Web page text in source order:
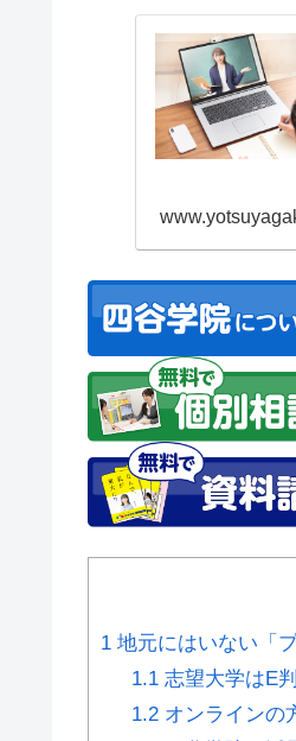
1 地元にはいない「
1.1志望大学はE
1.2オンラインの